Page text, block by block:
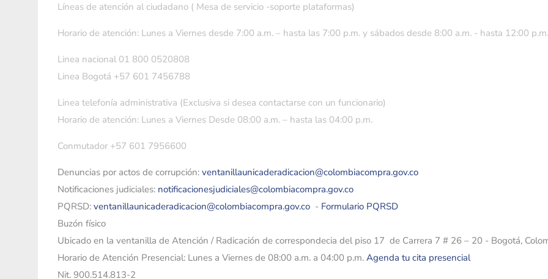
Líneas de atención al ciudadano ( Mesa de servicio -soporte plataformas)
Horario de atención: Lunes a Viernes desde 7:00 a.m. – hasta las 7:00 p.m. y sábados desde 8:00 a.m. - hasta 12:00 p.m.
Linea nacional 01 800 0520808
Linea Bogotá +57 601 7456788
Linea telefonía administrativa (Exclusiva si desea contactarse con un funcionario)
Horario de atención: Lunes a Viernes Desde 08:00 a.m. – hasta las 04:00 p.m.
Conmutador +57 601 7956600
Denuncias por actos de corrupción: ventanillaunicaderadicacion@colombiacompra.gov.co
Notificaciones judiciales: notificacionesjudiciales@colombiacompra.gov.co
PQRSD: ventanillaunicaderadicacion@colombiacompra.gov.co - Formulario PQRSD
Buzón físico
Ubicado en la ventanilla de Atención / Radicación de correspondecia del piso 17 de Carrera 7 # 26 – 20 - Bogotá,
Horario de Atención Presencial: Lunes a Viernes de 08:00 a.m. a 04:00 p.m. Agenda tu cita presencial
Nit. 900.514.813-2